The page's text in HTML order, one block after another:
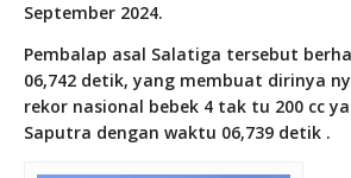
September 2024.
Pembalap asal Salatiga tersebut
06,742 detik, yang membuat dirinya
rekor nasional bebek 4 tak tu 200 cc
Saputra dengan waktu 06,739 detik .